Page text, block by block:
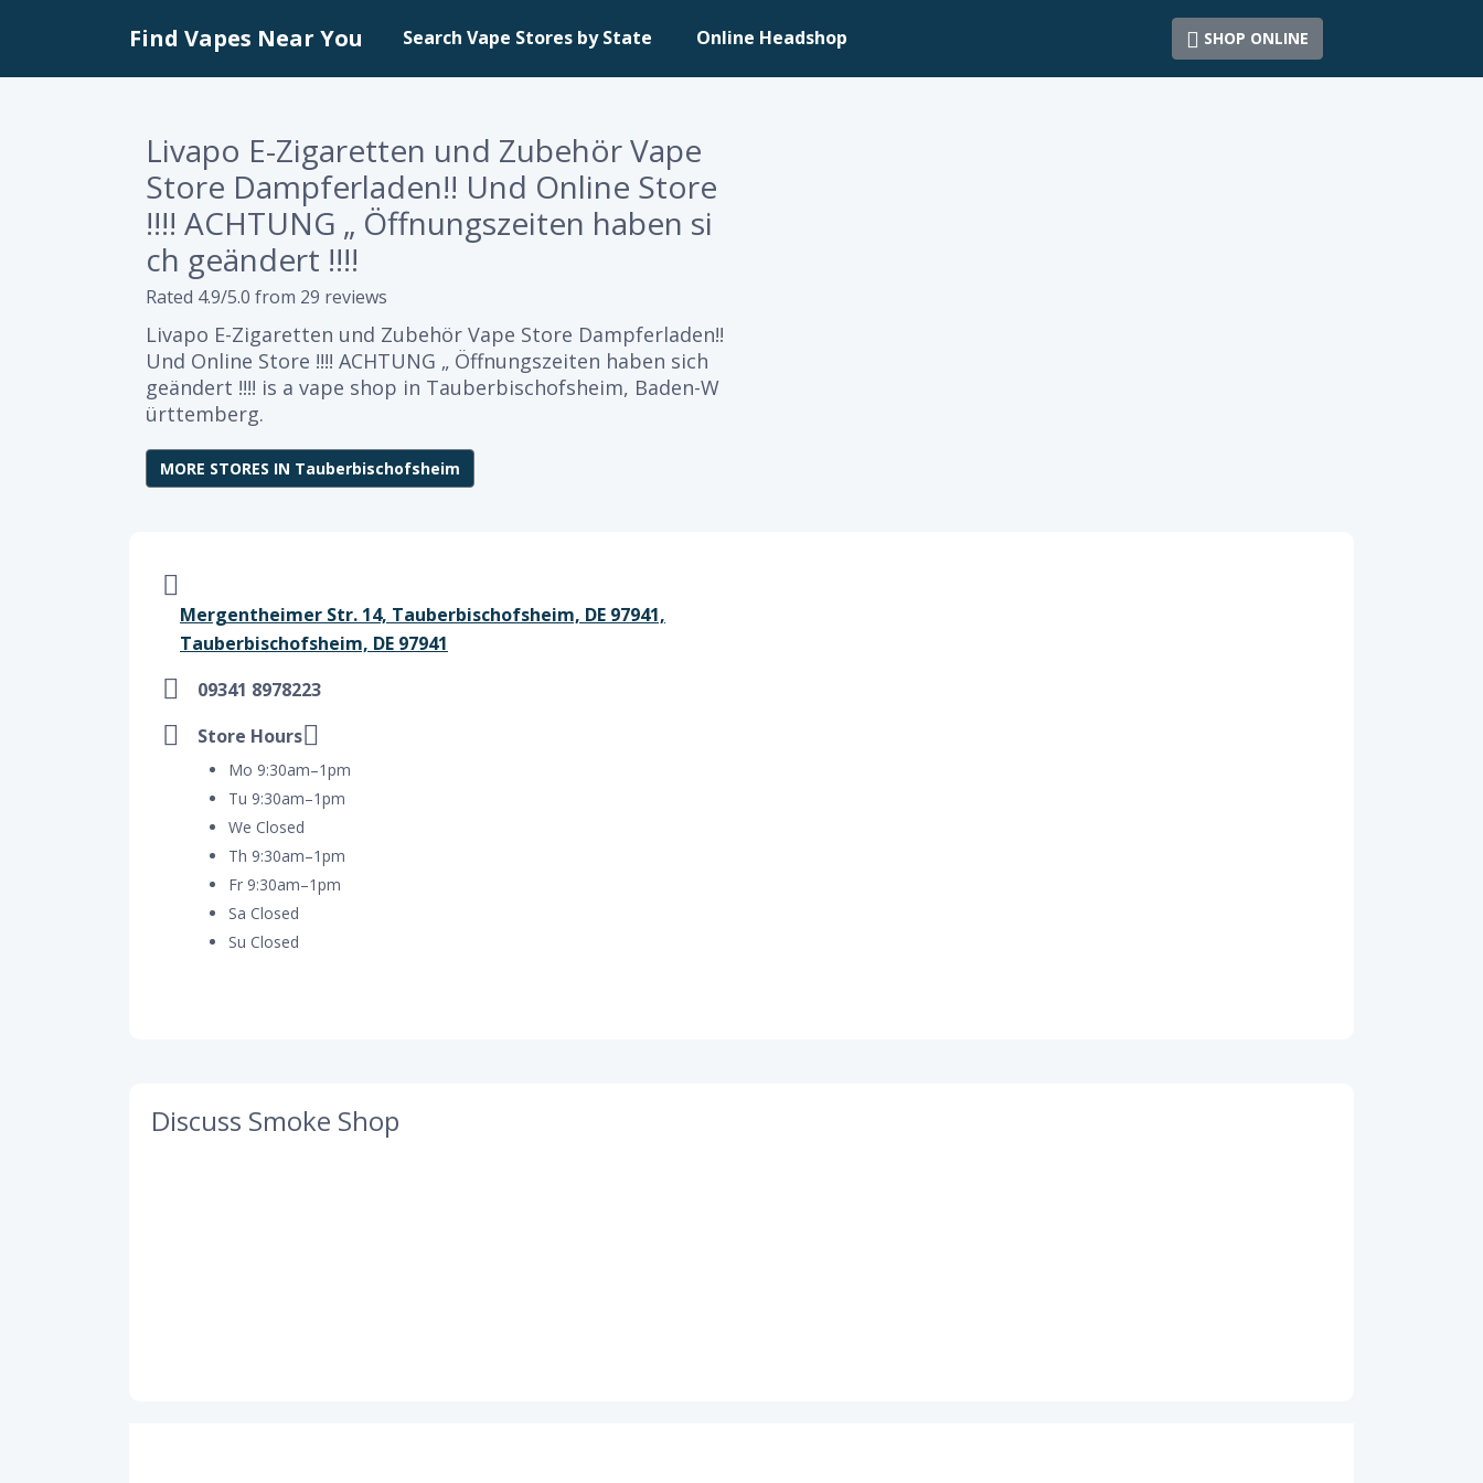
Find Vapes Near You Search Vape Stores by State Online Headshop SHOP ONLINE
Livapo E-Zigaretten und Zubehör Vape
Store Dampferladen!! Und Online Store
!!!! ACHTUNG „ Öffnungszeiten haben si
ch geändert !!!!
Rated 4.9/5.0 from 29 reviews
Livapo E-Zigaretten und Zubehör Vape Store Dampferladen!!
Und Online Store !!!! ACHTUNG „ Öffnungszeiten haben sich
geändert !!!! is a vape shop in Tauberbischofsheim, Baden-W
ürttemberg.
MORE STORES IN Tauberbischofsheim
Mergentheimer Str. 14, Tauberbischofsheim, DE 97941,
Tauberbischofsheim, DE 97941
09341 8978223
Store Hours
Mo 9:30am–1pm
Tu 9:30am–1pm
We Closed
Th 9:30am–1pm
Fr 9:30am–1pm
Sa Closed
Su Closed
Discuss Smoke Shop